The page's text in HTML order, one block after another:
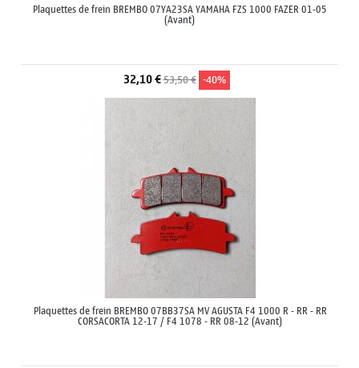
Plaquettes de frein BREMBO 07YA23SA YAMAHA FZS 1000 FAZER 01-05
(Avant)
32,10 €53,50 € -40%
Plaquettes de frein BREMBO 07BB37SA MV AGUSTA F4 1000 R - RR - RR
CORSACORTA 12-17 / F4 1078 - RR 08-12 (Avant)